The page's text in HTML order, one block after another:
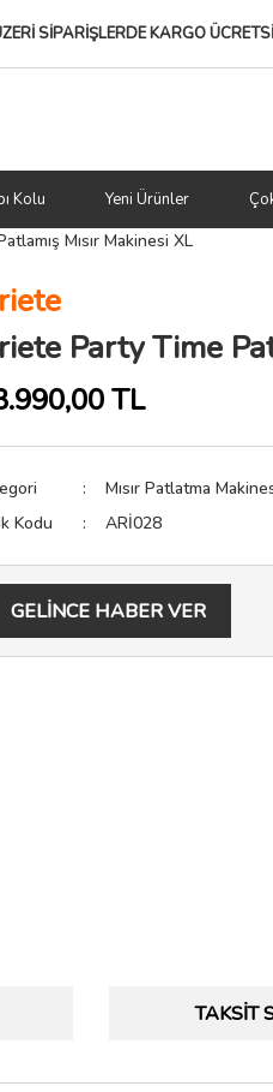
SİPARİŞLERDEKARGO
Kolu Yeni Ürünler
Mısır Makinesi XL
Party Time
TL
Mısır Patlatma
Kodu
ARİ028
GELİNCE HABER VER
TAKSIT